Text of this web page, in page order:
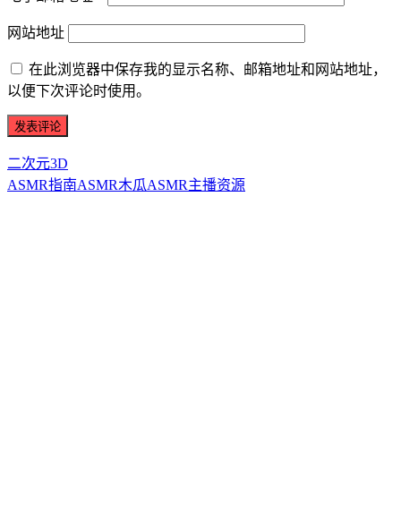
网站地址
在此浏览器中保存我的显示名称、邮箱地址和网站地址，
以便下次评论时使用。
二次元3D
ASMR指南ASMR木瓜ASMR主播资源